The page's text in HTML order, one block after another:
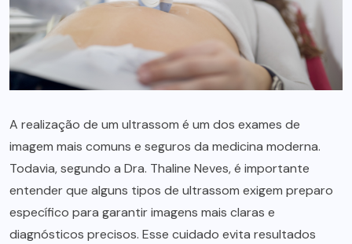
A realização de um ultrassom é um dos exames de
imagem mais comuns e seguros da medicina moderna.
Todavia, segundo a Dra. Thaline Neves, é importante
entender que alguns tipos de ultrassom exigem preparo
específico para garantir imagens mais claras e
diagnósticos precisos. Esse cuidado evita resultados